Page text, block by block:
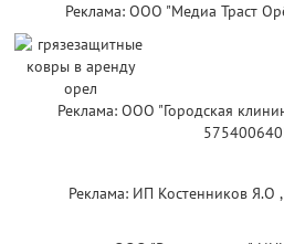
Реклама: ООО "Медиа Траст
Реклама: ООО "Городская
Реклама: ИП Костенников